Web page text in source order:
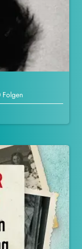
Folgen